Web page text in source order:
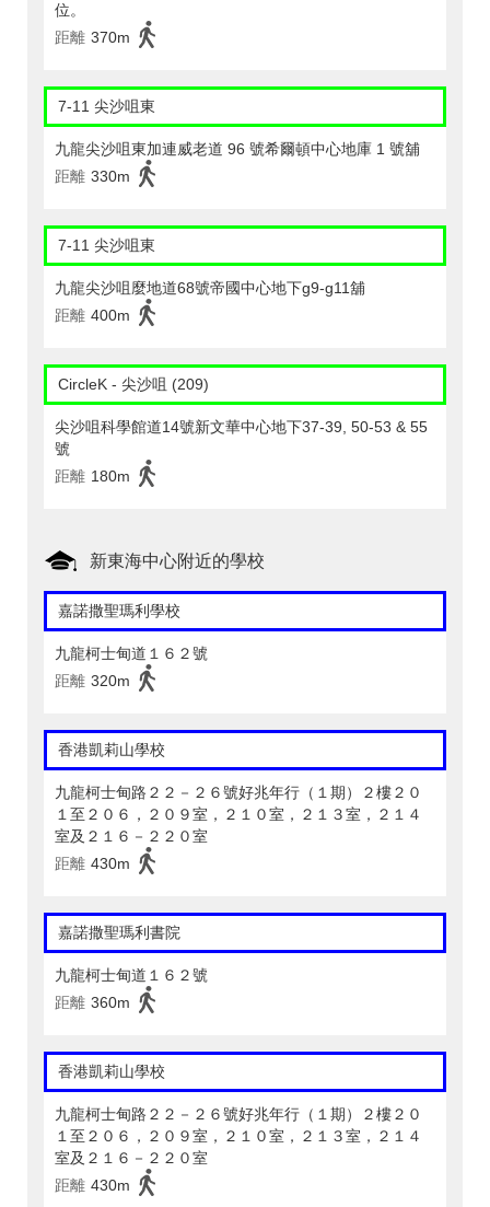
位。
距離 370m
7-11 尖沙咀東
九龍尖沙咀東加連威老道 96 號希爾頓中心地庫 1 號舖
距離 330m
7-11 尖沙咀東
九龍尖沙咀麼地道68號帝國中心地下g9-g11舖
距離 400m
CircleK - 尖沙咀 (209)
尖沙咀科學館道14號新文華中心地下37-39, 50-53 & 55
號
距離 180m
新東海中心附近的學校
嘉諾撒聖瑪利學校
九龍柯士甸道１６２號
距離 320m
香港凱莉山學校
九龍柯士甸路２２－２６號好兆年行（１期）２樓２０
１至２０６，２０９室，２１０室，２１３室，２１４
室及２１６－２２０室
距離 430m
嘉諾撒聖瑪利書院
九龍柯士甸道１６２號
距離 360m
香港凱莉山學校
九龍柯士甸路２２－２６號好兆年行（１期）２樓２０
１至２０６，２０９室，２１０室，２１３室，２１４
室及２１６－２２０室
距離 430m